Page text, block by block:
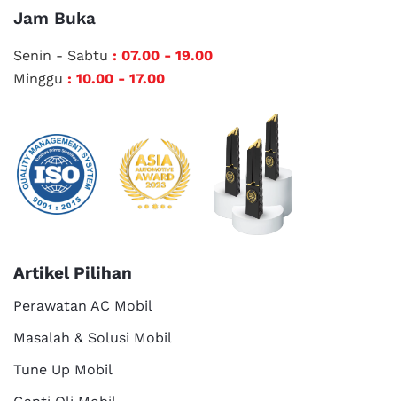
Jam Buka
Senin - Sabtu : 07.00 - 19.00
Minggu : 10.00 - 17.00
Artikel Pilihan
Perawatan AC Mobil
Masalah & Solusi Mobil
Tune Up Mobil